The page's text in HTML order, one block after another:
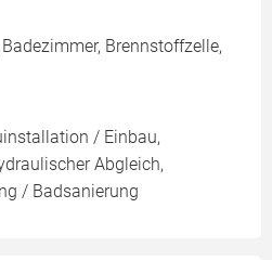
Brennstoffzelle,
/ Einbau,
Abgleich,
/ Badsanierung